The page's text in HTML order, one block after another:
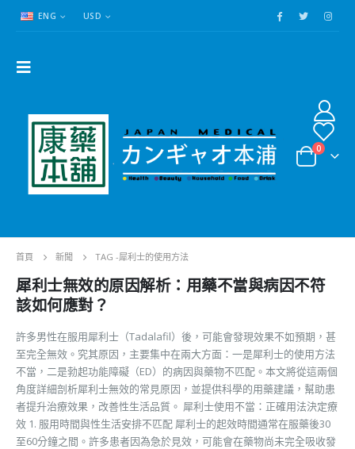
ENG USD
0
首頁 新聞 TAG -犀利士的使用方法
犀利士無效的原因解析：用藥不當與病因不符
該如何應對？
許多男性在服用犀利士（Tadalafil）後，可能會發現效果不如預期，甚
至完全無效。究其原因，主要集中在兩大方面：一是犀利士的使用方法
不當，二是勃起功能障礙（ED）的病因與藥物不匹配。本文將從這兩個
角度詳細剖析犀利士無效的常見原因，並提供科學的用藥建議，幫助患
者提升治療效果，改善性生活品質。 犀利士使用不當：正確用法決定療
效 1. 服用時間與性生活安排不匹配 犀利士的起效時間通常在服藥後30
至60分鐘之間。許多患者因為急於見效，可能會在藥物尚未完全吸收發